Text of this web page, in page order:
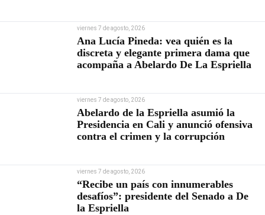
viernes 7 de agosto, 2026
Ana Lucía Pineda: vea quién es la
discreta y elegante primera dama que
acompaña a Abelardo De La Espriella
viernes 7 de agosto, 2026
Abelardo de la Espriella asumió la
Presidencia en Cali y anunció ofensiva
contra el crimen y la corrupción
viernes 7 de agosto, 2026
“Recibe un país con innumerables
desafíos”: presidente del Senado a De
la Espriella